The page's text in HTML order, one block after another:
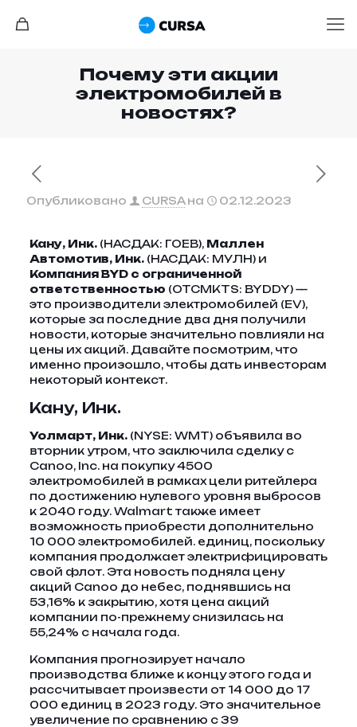
Почему эти акции
электромобилей в
новостях?
Опубликовано CURSA на 02.12.2023
Кану, Инк.(НАСДАК: ГОЕВ), Маллен
Автомотив, Инк. (НАСДАК: МУЛН) и
Компания BYD с ограниченной
ответственностью (OTCMKTS: BYDDY) —
это производители электромобилей (EV),
которые за последние два дня получили
новости, которые значительно повлияли на
цены их акций. Давайте посмотрим, что
именно произошло, чтобы дать инвесторам
некоторый контекст.
Кану, Инк.
Уолмарт, Инк.(NYSE: WMT) объявила во
вторник утром, что заключила сделку с
Canoo, Inc. на покупку 4500
электромобилей в рамках цели ритейлера
по достижению нулевого уровня выбросов
к 2040 году. Walmart также имеет
возможность приобрести дополнительно
10 000 электромобилей. единиц, поскольку
компания продолжает электрифицировать
свой флот. Эта новость подняла цену
акций Canoo до небес, поднявшись на
53,16% к закрытию, хотя цена акций
компании по-прежнему снизилась на
55,24% с начала года.
Компания прогнозирует начало
производства ближе к концу этого года и
рассчитывает произвести от 14 000 до 17
000 единиц в 2023 году. Это значительное
увеличение по сравнению с 39